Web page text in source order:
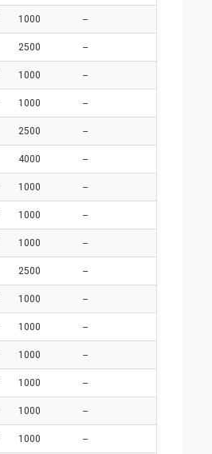
1000 --
2500 --
1000 --
1000 --
2500 --
4000 --
1000 --
1000 --
1000 --
2500 --
1000 --
1000 --
1000 --
1000 --
1000 --
1000 --